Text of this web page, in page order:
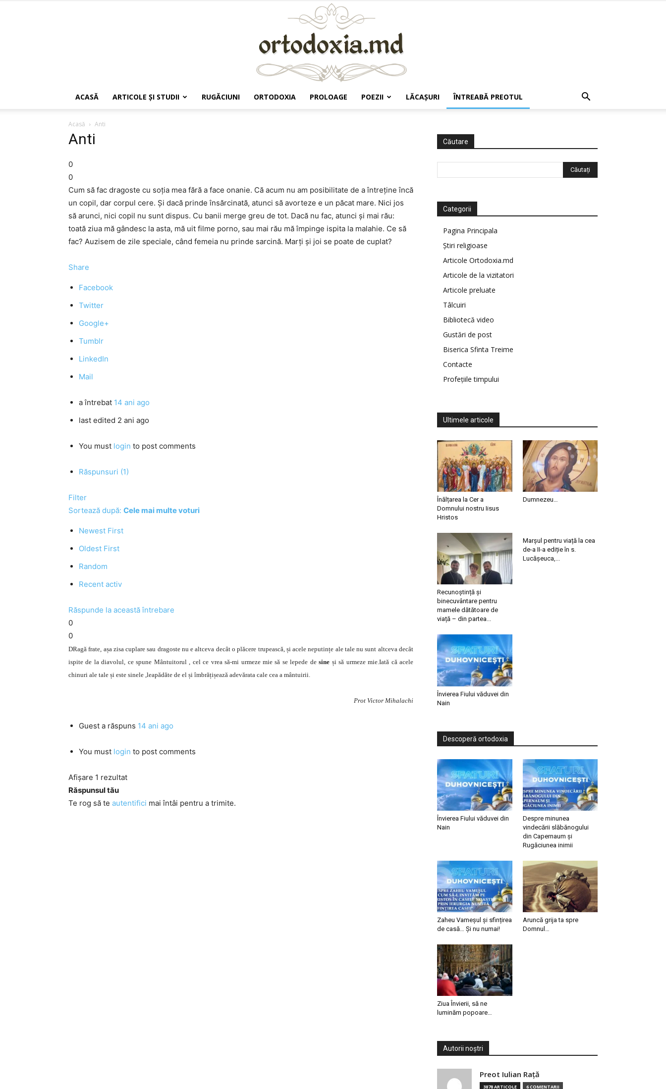
ACASĂ ARTICOLE ŞI STUDII RUGĂCIUNI ORTODOXIA PROLOAGE POEZII LĂCAŞURI ÎNTREABĂ PREOTUL
Acasă Anti
Anti
0
0
Cum să fac dragoste cu soţia mea fără a face onanie. Că acum nu am posibilitate de a întreţine încă
un copil, dar corpul cere. Şi dacă prinde însărcinată, atunci să avorteze e un păcat mare. Nici jos
să arunci, nici copil nu sunt dispus. Cu banii merge greu de tot. Dacă nu fac, atunci şi mai rău:
toată ziua mă gândesc la asta, mă uit filme porno, sau mai rău mă împinge ispita la malahie. Ce să
fac? Auzisem de zile speciale, când femeia nu prinde sarcină. Marţi şi joi se poate de cuplat?
Share
Facebook
Twitter
Google+
Tumblr
LinkedIn
Mail
a întrebat 14 ani ago
last edited 2 ani ago
You must login to post comments
Răspunsuri (1)
Filter
Sortează după: Cele mai multe voturi
Newest First
Oldest First
Random
Recent activ
Răspunde la această întrebare
0
0
DRagă frate, așa zisa cuplare sau dragoste nu e altceva decât o plăcere trupească, și acele neputințe ale tale nu sunt altceva decât
ispite de la diavolul, ce spune Mântuitorul , cel ce vrea să-mi urmeze mie să se lepede desine și să urmeze mie.Iată că acele
chinuri ale tale și este sinele ,leapădăte de el și îmbrățișează adevărata cale cea a mântuirii.
Prot Victor Mihalachi
Guest a răspuns 14 ani ago
You must login to post comments
Afișare 1 rezultat
Răspunsul tău
Te rog să te autentifici mai întâi pentru a trimite.
Căutare
Categorii
Pagina Principala
Știri religioase
Articole Ortodoxia.md
Articole de la vizitatori
Articole preluate
Tâlcuiri
Bibliotecă video
Gustări de post
Biserica Sfinta Treime
Contacte
Profețiile timpului
Ultimele articole
Înălțarea la Cer a
Domnului nostru Iisus
Hristos
Dumnezeu…
Recunoștință și
binecuvântare pentru
mamele dătătoare de
viață – din partea...
Marșul pentru viață la cea
de-a II-a ediție în s.
Lucășeuca,...
Învierea Fiului văduvei din
Nain
Descoperă ortodoxia
Învierea Fiului văduvei din
Nain
Despre minunea
vindecării slăbănogului
din Capernaum și
Rugăciunea inimii
Zaheu Vameșul și sfințirea
de casă… Și nu numai!
Aruncă grija ta spre
Domnul…
Ziua Învierii, să ne
luminăm popoare…
Autorii noștri
Preot Iulian Raţă
3878 ARTICOLE 6 COMENTARII